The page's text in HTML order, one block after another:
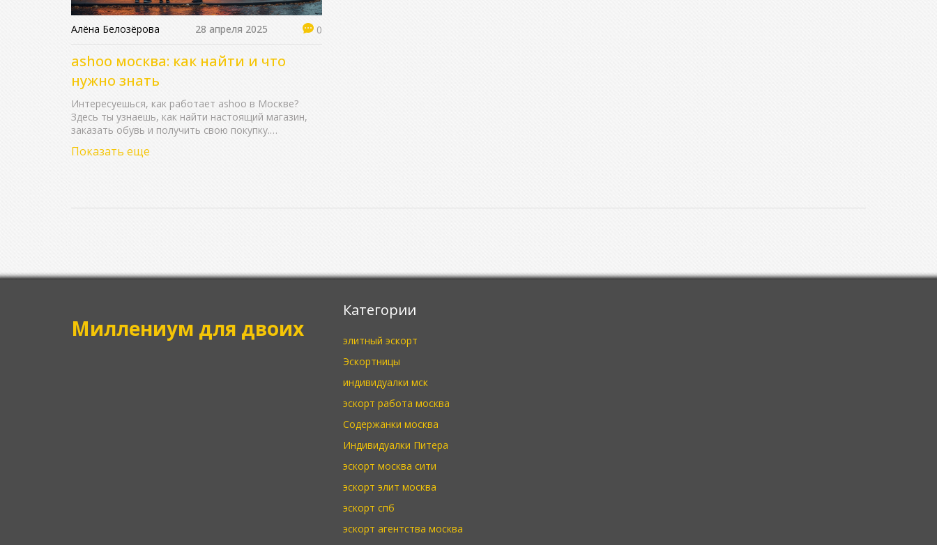
Алёна Белозёрова 28 апреля 2025 0
ashoo москва: как найти и что
нужно знать
Интересуешься, как работает ashoo в Москве?
Здесь ты узнаешь, как найти настоящий магазин,
заказать обувь и получить свою покупку.
личными советами и рассказываем, на что
время.
Показать еще
Миллениум для двоих
Категории
элитный эскорт
Эскортницы
индивидуалки мск
эскорт работа москва
Содержанки москва
Индивидуалки Питера
эскорт москва сити
эскорт элит москва
эскорт спб
эскорт агентства москва